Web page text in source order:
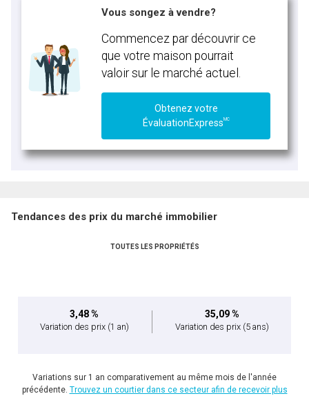
Vous songez à vendre?
Commencez par découvrir ce
que votre maison pourrait
valoir sur le marché actuel.
Obtenez votre
ÉvaluationExpressMC
Tendances des prix du marché immobilier
TOUTES LES PROPRIÉTÉS
3,48 %
Variation des prix (1 an)
35,09 %
Variation des prix (5 ans)
Variations sur 1 an comparativement au même mois de l'année
précédente. Trouvez un courtier dans ce secteur afin de recevoir plus